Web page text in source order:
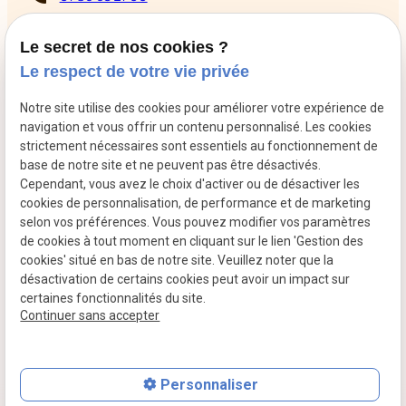
8 Rue Rabutin Chantal
13009 Marseille
Du mardi au samedi de 10h à 12h puis de 14h à 18h
Retrouvez-moi sur les réseaux sociaux
Mentions légales
Politique de confidentialité
Plan du site
Gestion des cookies
Le secret de nos cookies ?
Le respect de votre vie privée
Notre site utilise des cookies pour améliorer votre expérience de
navigation et vous offrir un contenu personnalisé. Les cookies
strictement nécessaires sont essentiels au fonctionnement de
base de notre site et ne peuvent pas être désactivés.
Cependant, vous avez le choix d'activer ou de désactiver les
cookies de personnalisation, de performance et de marketing
selon vos préférences. Vous pouvez modifier vos paramètres
de cookies à tout moment en cliquant sur le lien 'Gestion des
cookies' situé en bas de notre site. Veuillez noter que la
désactivation de certains cookies peut avoir un impact sur
certaines fonctionnalités du site.
Continuer sans accepter
Personnaliser